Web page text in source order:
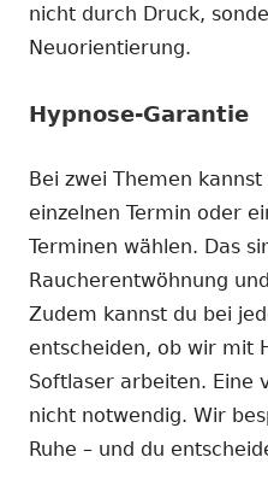
nicht durch Druck,
Neuorientierung.
Hypnose-Garantie
Bei zwei Themen
einzelnen Termin oder
Terminen wählen. Das
Raucherentwöhnung
Zudem kannst du bei
entscheiden, ob wir mit
Softlaser arbeiten. Eine
nicht notwendig. Wir
Ruhe – und du